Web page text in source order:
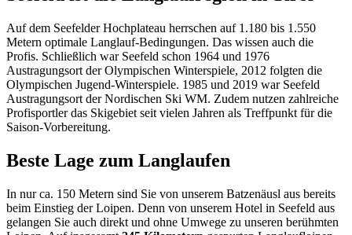
Auf dem Seefelder Hochplateau herrschen auf 1.180 bis 1.550
Metern optimale Langlauf-Bedingungen. Das wissen auch die
Profis. Schließlich war Seefeld schon 1964 und 1976
Austragungsort der Olympischen Winterspiele, 2012 folgten die
Olympischen Jugend-Winterspiele. 1985 und 2019 war Seefeld
Austragungsort der Nordischen Ski WM. Zudem nutzen zahlreiche
Profisportler das Skigebiet seit vielen Jahren als Treffpunkt für die
Saison-Vorbereitung.
Beste Lage zum Langlaufen
In nur ca. 150 Metern sind Sie von unserem Batzenäusl aus bereits
beim Einstieg der Loipen. Denn von unserem Hotel in Seefeld aus
gelangen Sie auch direkt und ohne Umwege zu unseren berühmten